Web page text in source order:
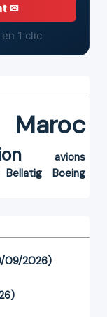
✉
1 clic
Maroc
avions
Bellatig
Boeing
09/2026)